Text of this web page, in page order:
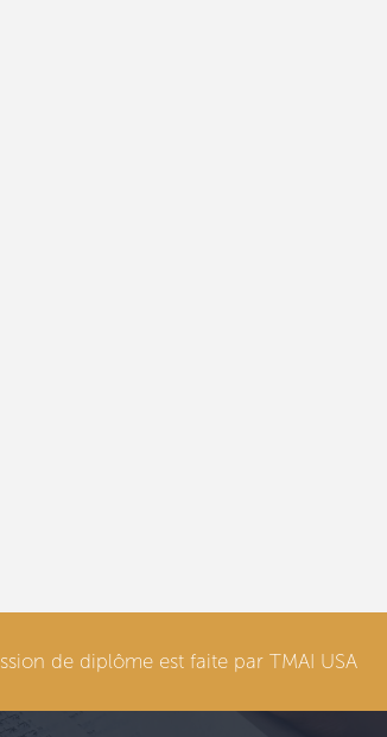
de diplôme est faite par TMAI USA